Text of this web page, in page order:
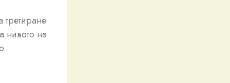
третиране
нивото на